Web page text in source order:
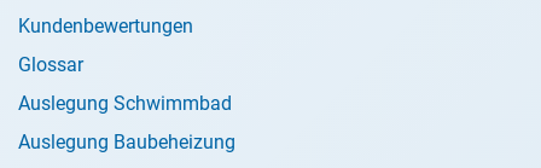
Kundenbewertungen
Glossar
Auslegung Schwimmbad
Auslegung Baubeheizung